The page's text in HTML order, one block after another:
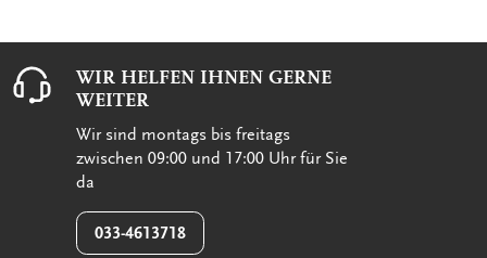
WIR HELFEN IHNEN GERNE
WEITER
Wir sind montags bis freitags
zwischen 09:00 und 17:00 Uhr für Sie
da
033-4613718